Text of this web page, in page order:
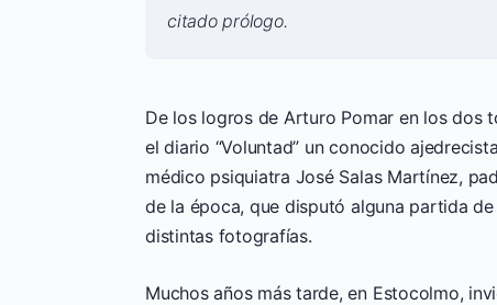
citado prólogo.
De los logros de Arturo Pomar en los dos
el diario “Voluntad” un conocido
médico psiquiatra José Salas Martínez,
de la época, que disputó alguna partida
distintas fotografías.
Muchos años más tarde, en Estocolmo,